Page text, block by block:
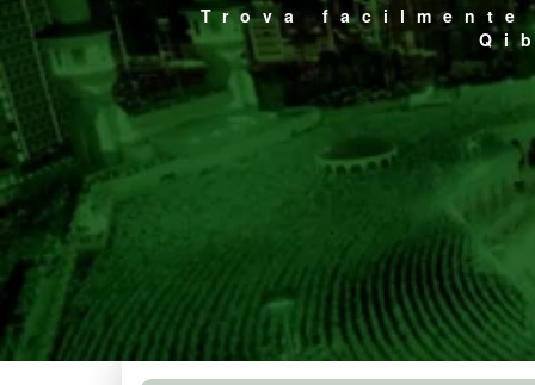
Trova